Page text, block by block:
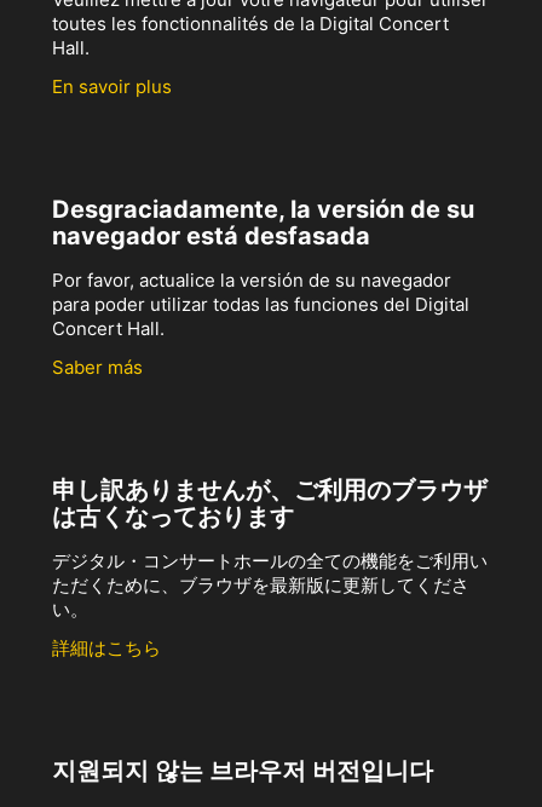
toutes les fonctionnalités de la Digital Concert
Hall.
En savoir plus
Desgraciadamente, la versión de su
navegador está desfasada
Por favor, actualice la versión de su navegador
para poder utilizar todas las funciones del Digital
Concert Hall.
Saber más
申し訳ありませんが、ご利用のブラウザ
は古くなっております
デジタル・コンサートホールの全ての機能をご利用い
ただくために、ブラウザを最新版に更新してくださ
い。
詳細はこちら
지원되지 않는 브라우저 버전입니다